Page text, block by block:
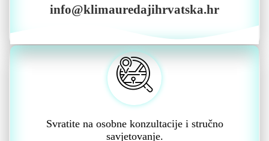
info@klimauredajihrvatska.hr
Svratite na osobne konzultacije i stručno
savjetovanje.